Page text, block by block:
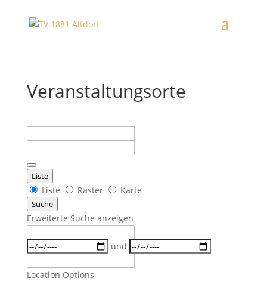
Veranstaltungsorte
...
Liste
Anzeigetyp
für
Suchergebnisse
Liste Raster Karte
Suche
Erweiterte Suche anzeigen
Daten
und
...
Location Options